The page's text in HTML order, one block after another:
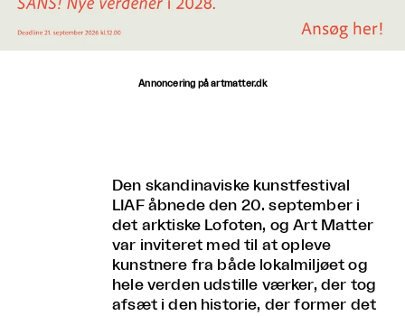
Annoncering på artmatter.dk
Den skandinaviske kunstfestival
LIAF åbnede den 20. september i
det arktiske Lofoten, og Art Matter
var inviteret med til at opleve
kunstnere fra både lokalmiljøet og
hele verden udstille værker, der tog
afsæt i den historie, der former det